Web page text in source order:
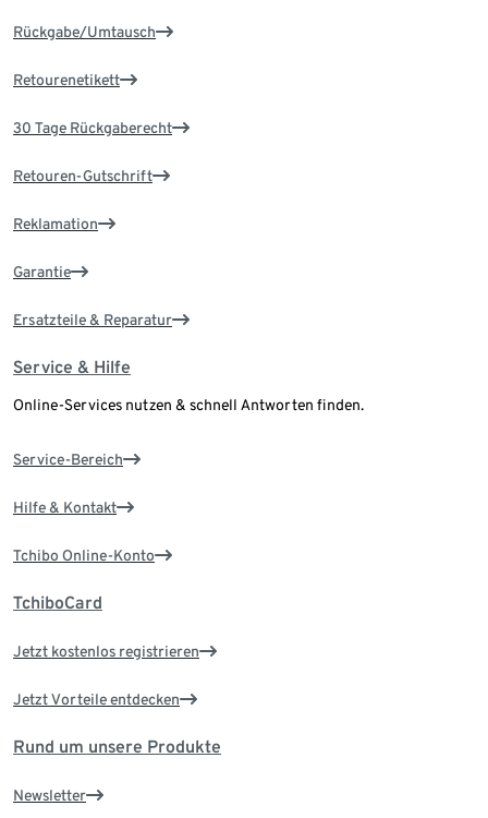
Rückgabe/Umtausch
Retourenetikett
30 Tage Rückgaberecht
Retouren-Gutschrift
Reklamation
Garantie
Ersatzteile & Reparatur
Service & Hilfe
Online-Services nutzen & schnell Antworten finden.
Service-Bereich
Hilfe & Kontakt
Tchibo Online-Konto
TchiboCard
Jetzt kostenlos registrieren
Jetzt Vorteile entdecken
Rund um unsere Produkte
Newsletter